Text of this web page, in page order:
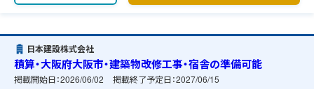
日本建設株式会社
積算・大阪府大阪市・建築物改修工事・宿舎の準備可能
掲載開始日：2026/06/02 掲載終了予定日：2027/06/15